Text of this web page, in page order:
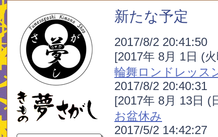
新たな予定
2017/8/2 20:41:50
[2017年 8月 1日 (
輪舞ロンドレッス
2017/8/2 20:40:31
[2017年 8月 13日 (
お盆休み
2017/5/2 14:42:27